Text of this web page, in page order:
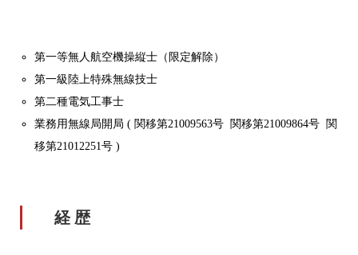
第一等無人航空機操縦士 （限定解除）
第一級陸上特殊無線技士
第二種電気工事士
業務用無線局開局 ( 関移第21009563号 関移第21009864号 関
移第21012251号 )
経 歴